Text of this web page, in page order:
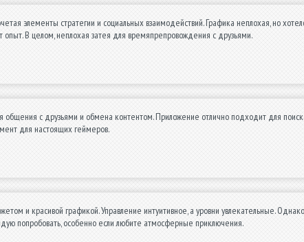
элементы стратегии и социальных взаимодействий. Графика неплохая, но
В целом, неплохая затея для времяпрепровождения с друзьями.
общения с друзьями и обмена контентом. Приложение отлично подходит для
для настоящих геймеров.
и красивой графикой. Управление интуитивное, а уровни увлекательные.
попробовать, особенно если любите атмосферные приключения.